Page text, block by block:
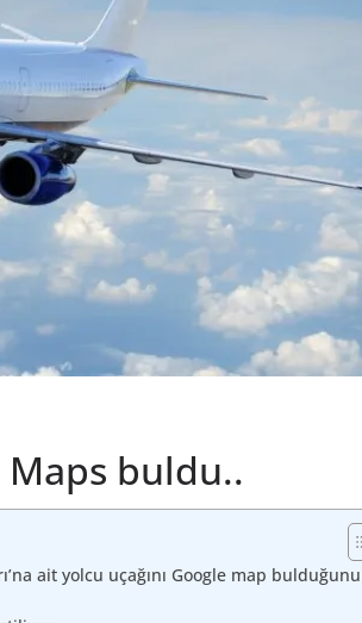
Maps buldu..
ait yolcu uçağını Google map bulduğunu